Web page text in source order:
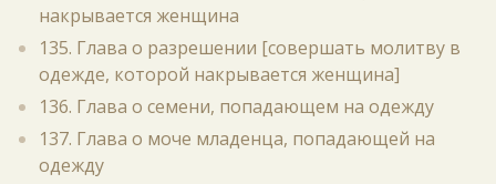
накрывается женщина
135. Глава о разрешении [совершать молитву в
одежде, которой накрывается женщина]
136. Глава о семени, попадающем на одежду
137. Глава о моче младенца, попадающей на
одежду